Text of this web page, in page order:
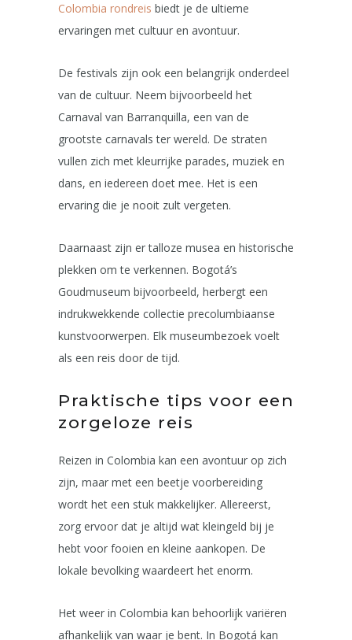
Colombia rondreis biedt je de ultieme
ervaringen met cultuur en avontuur.
De festivals zijn ook een belangrijk onderdeel
van de cultuur. Neem bijvoorbeeld het
Carnaval van Barranquilla, een van de
grootste carnavals ter wereld. De straten
vullen zich met kleurrijke parades, muziek en
dans, en iedereen doet mee. Het is een
ervaring die je nooit zult vergeten.
Daarnaast zijn er talloze musea en historische
plekken om te verkennen. Bogotá’s
Goudmuseum bijvoorbeeld, herbergt een
indrukwekkende collectie precolumbiaanse
kunstvoorwerpen. Elk museumbezoek voelt
als een reis door de tijd.
Praktische tips voor een
zorgeloze reis
Reizen in Colombia kan een avontuur op zich
zijn, maar met een beetje voorbereiding
wordt het een stuk makkelijker. Allereerst,
zorg ervoor dat je altijd wat kleingeld bij je
hebt voor fooien en kleine aankopen. De
lokale bevolking waardeert het enorm.
Het weer in Colombia kan behoorlijk variëren
afhankelijk van waar je bent. In Bogotá kan